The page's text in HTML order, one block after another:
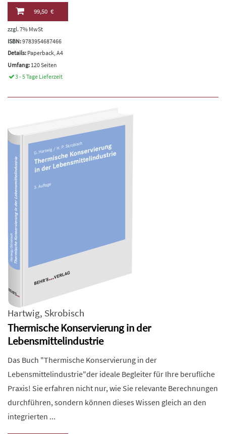
99,50 €
zzgl. 7% MwSt
ISBN:9783954687466
Details: Paperback, A4
Umfang: 120 Seiten
3 - 5 Tage Lieferzeit
Hartwig, Skrobisch
Thermische Konservierung in der
Lebensmittelindustrie
Das Buch "Thermische Konservierung in der
Lebensmittelindustrie"der ideale Begleiter für Ihre berufliche
Praxis! Sie erfahren nicht nur, wie Sie relevante Berechnungen
durchführen, sondern können dieses Wissen gleich an den
integrierten ...